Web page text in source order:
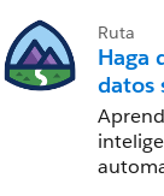
Ruta
Haga
datos
de